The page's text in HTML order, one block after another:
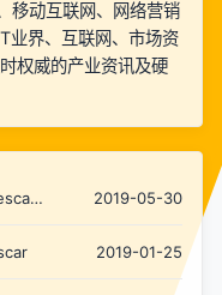
移动互联网、网络营销
业界、互联网、市场资
权威的产业资讯及硬
2019-05-30
2019-01-25